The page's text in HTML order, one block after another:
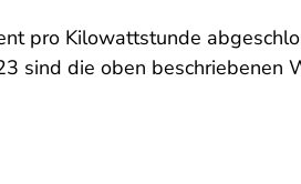
pro Kilowattstunde
sind die oben beschriebenen